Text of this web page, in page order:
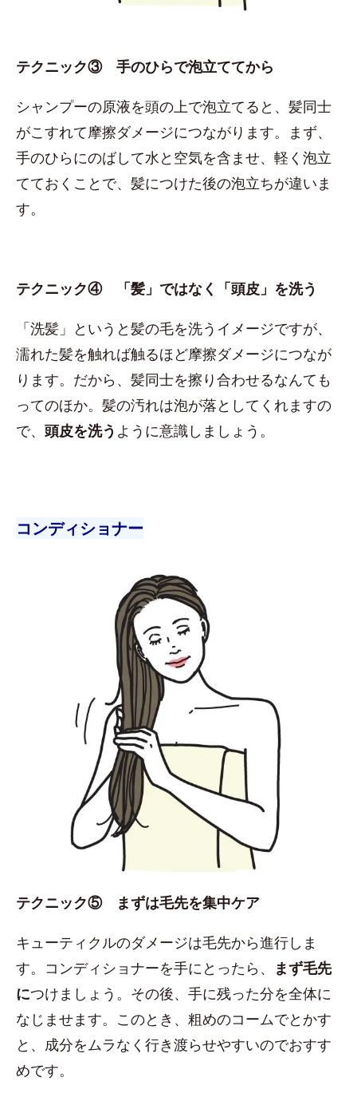
テクニック③ 手のひらで泡立ててから
シャンプーの原液を頭の上で泡立てると、髪同士
がこすれて摩擦ダメージにつながります。まず、
手のひらにのばして水と空気を含ませ、軽く泡立
てておくことで、髪につけた後の泡立ちが違いま
す。
テクニック④ 「髪」ではなく「頭皮」を洗う
「洗髪」というと髪の毛を洗うイメージですが、
濡れた髪を触れば触るほど摩擦ダメージにつなが
ります。だから、髪同士を擦り合わせるなんても
ってのほか。髪の汚れは泡が落としてくれますの
で、 頭皮を洗う ように意識しましょう。
コンディショナー
テクニック⑤ まずは毛先を集中ケア
キューティクルのダメージは毛先から進行しま
す。コンディショナーを手にとったら、
まず毛先
につけましょう。その後、手に残った分を全体に
なじませます。このとき、粗めのコームでとかす
と、成分をムラなく行き渡らせやすいのでおすす
めです。